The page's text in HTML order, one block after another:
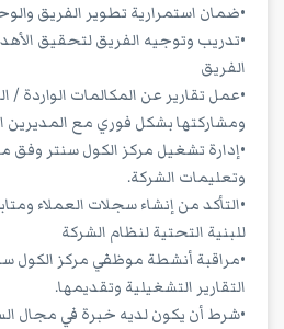
•ضمان استمرارية تطوير الفريق
•تدريب وتوجيه الفريق لتحقيق
الفريق
•عمل تقارير عن المكالمات الواردة /
ومشاركتها بشكل فوري مع المديرين
•إدارة تشغيل مركز الكول سنتر وفق
وتعليمات الشركة.
•التأكد من إنشاء سجلات العملاء
للبنية التحتية لنظام الشركة
•مراقبة أنشطة موظفي مركز الكول
التقارير التشغيلية وتقديمها.
•شرط أن يكون لديه خبرة في مجال